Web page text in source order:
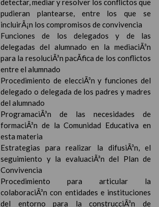
detectar, mediar y resolver los conflictos que
pudieran plantearse, entre los que se
incluirÃ¡n los compromisos de convivencia
Funciones de los delegados y de las
delegadas del alumnado en la mediaciÃ³n
para la resoluciÃ³n pacÃ­fica de los conflictos
entre el alumnado
Procedimiento de elecciÃ³n y funciones del
delegado o delegada de los padres y madres
del alumnado
ProgramaciÃ³n de las necesidades de
formaciÃ³n de la Comunidad Educativa en
esta materia
Estrategias para realizar la difusiÃ³n, el
seguimiento y la evaluaciÃ³n del Plan de
Convivencia
Procedimiento para articular la
colaboraciÃ³n con entidades e instituciones
del entorno para la construcciÃ³n de